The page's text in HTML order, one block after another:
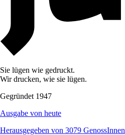
Sie lügen wie gedruckt.
Wir drucken, wie sie lügen.
Gegründet 1947
Ausgabe von heute
Herausgegeben von 3079 GenossInnen